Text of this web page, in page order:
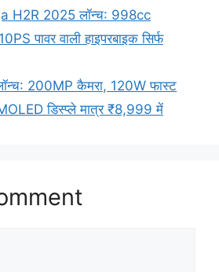
H2R 2025 लॉन्च: 998cc
पावर वाली हाइपरबाइक सिर्फ
200MP कैमरा, 120W फास्ट
डिस्प्ले मात्र ₹8,999 में